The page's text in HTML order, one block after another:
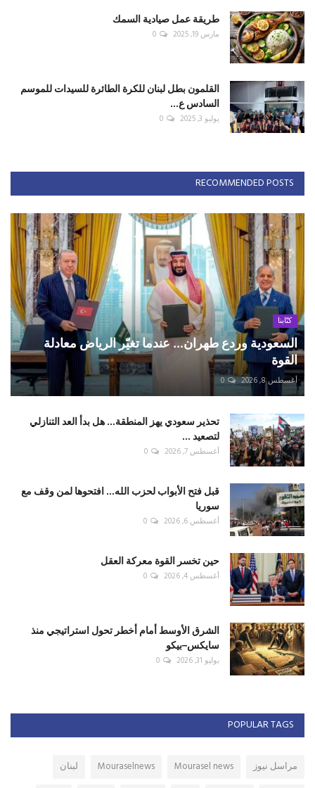
طريقة عمل صيادية السمك
مارس 19, 2025 0
القلمون بطل لبنان للكرة الطائرة للسيدات للموسم
السادس ع...
يوليو 3, 2025 0
RECOMMENDED POSTS
كتّابنا
السعودية وردع طهران... عندما تغيّر الرياض معادلة
القوة
أغسطس 8, 2026 0
تحذير سعودي يهز المنطقة... هل بدأ العد التنازلي
لتصعيد ...
أغسطس 7, 2026 0
قبل فتح الأبواب لحزب الله... افتحوها لمن وقف مع
سوريا
أغسطس 6, 2026 0
حين تخسر القوة معركة العقل
أغسطس 4, 2026 0
الشرق الأوسط أمام أخطر تحول استراتيجي منذ
سايكس–بيكو
يوليو 31, 2026 0
POPULAR TAGS
مراسل نيوز Mourasel news
Mouraselnews
لبنان